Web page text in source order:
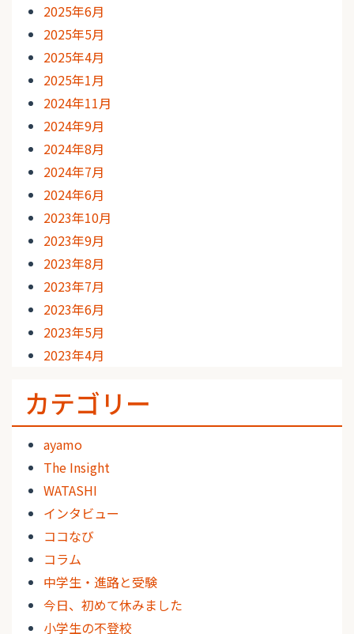
2025年6月
2025年5月
2025年4月
2025年1月
2024年11月
2024年9月
2024年8月
2024年7月
2024年6月
2023年10月
2023年9月
2023年8月
2023年7月
2023年6月
2023年5月
2023年4月
カテゴリー
ayamo
The Insight
WATASHI
インタビュー
ココなび
コラム
中学生・進路と受験
今日、初めて休みました
小学生の不登校